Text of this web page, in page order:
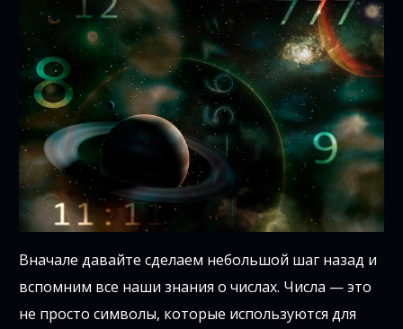
Вначале давайте сделаем небольшой шаг назад и
вспомним все наши знания о числах. Числа — это
не просто символы, которые используются для